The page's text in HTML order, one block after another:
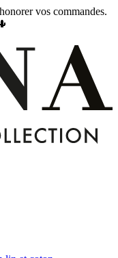
vos commandes.